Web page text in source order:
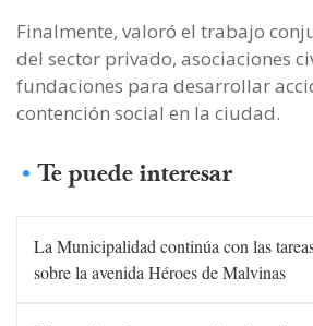
Finalmente, valoró el trabajo
del sector privado, asociaciones
fundaciones para desarrollar
contención social en la ciudad.
Te puede interesar
La Municipalidad continúa con las
sobre la avenida Héroes de Malvinas